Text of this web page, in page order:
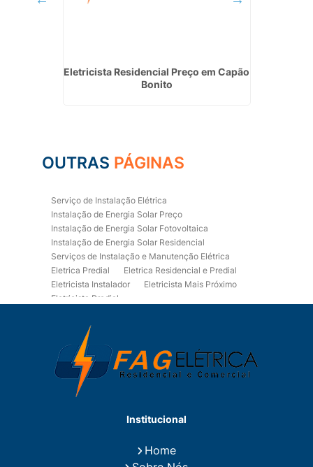
Eletricista Residencial Preço em Capão
Bonito
OUTRAS PÁGINAS
Serviço de Instalação Elétrica
Instalação de Energia Solar Preço
Instalação de Energia Solar Fotovoltaica
Instalação de Energia Solar Residencial
Serviços de Instalação e Manutenção Elétrica
Eletrica Predial
Eletrica Residencial e Predial
Eletricista Instalador
Eletricista Mais Próximo
Eletricista Predial
Eletricista Residencial
Eletricista Residencial E Predial
Eletricistas de Manutenção
Empresa de Instalações Elétricas
Empresa de Manutenção Eletrica
Empresa de Prestação de Serviços Eletricos
Fiação para Instalação Eletrica Residencial
Instalação de Energia Solar Residencial Preço
Institucional
Home